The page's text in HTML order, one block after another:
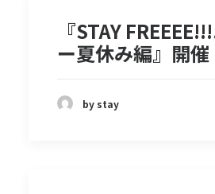
『STAY
ー夏休み編』開催
by stay